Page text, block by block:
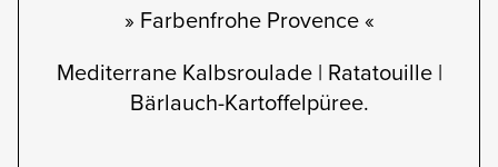
» Farbenfrohe Provence «
Mediterrane Kalbsroulade | Ratatouille |
Bärlauch-Kartoffelpüree.